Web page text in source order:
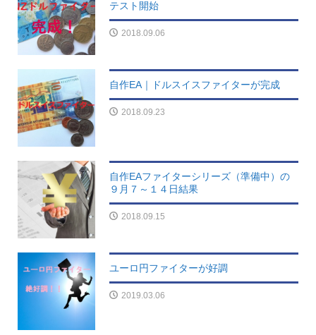
テスト開始
2018.09.06
自作EA｜ドルスイスファイターが完成
2018.09.23
自作EAファイターシリーズ（準備中）の
９月７～１４日結果
2018.09.15
ユーロ円ファイターが好調
2019.03.06